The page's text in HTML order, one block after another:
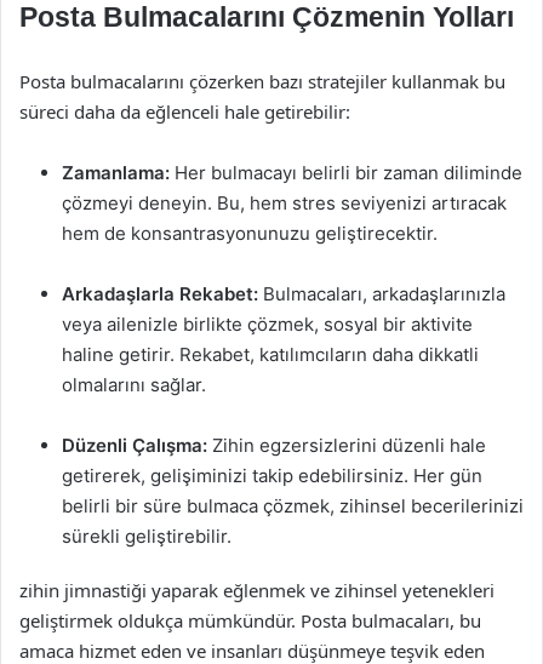
Posta Bulmacalarını Çözmenin Yolları
Posta bulmacalarını çözerken bazı stratejiler kullanmak bu
süreci daha da eğlenceli hale getirebilir:
Zamanlama: Her bulmacayı belirli bir zaman diliminde
çözmeyi deneyin. Bu, hem stres seviyenizi artıracak
hem de konsantrasyonunuzu geliştirecektir.
Arkadaşlarla Rekabet: Bulmacaları, arkadaşlarınızla
veya ailenizle birlikte çözmek, sosyal bir aktivite
haline getirir. Rekabet, katılımcıların daha dikkatli
olmalarını sağlar.
Düzenli Çalışma: Zihin egzersizlerini düzenli hale
getirerek, gelişiminizi takip edebilirsiniz. Her gün
belirli bir süre bulmaca çözmek, zihinsel becerilerinizi
sürekli geliştirebilir.
zihin jimnastiği yaparak eğlenmek ve zihinsel yetenekleri
geliştirmek oldukça mümkündür. Posta bulmacaları, bu
amaca hizmet eden ve insanları düşünmeye teşvik eden